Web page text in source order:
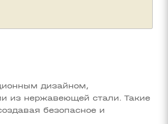
дизайном,
из нержавеющей стали. Такие
безопасное и